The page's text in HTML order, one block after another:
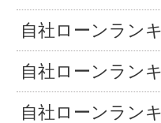
自社ローンラン
自社ローンラン
自社ローンラン